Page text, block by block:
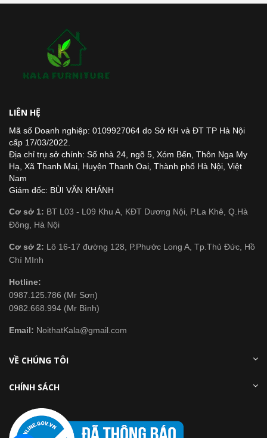
LIÊN HỆ
Mã số Doanh nghiệp: 0109927064 do Sở KH và ĐT TP Hà Nội
cấp 17/03/2022.
Địa chỉ trụ sở chính: Số nhà 24, ngõ 5, Xóm Bến, Thôn Nga My
Hạ, Xã Thanh Mai, Huyện Thanh Oai, Thành phố Hà Nội, Việt
Nam
Giám đốc: BÙI VĂN KHÁNH
Cơ sở 1: BT L03 - L09 Khu A, KĐT Dương Nội, P.La Khê, Q.Hà
Đông, Hà Nội
Cơ sở 2: Lô 16-17 đường 128, P.Phước Long A, Tp.Thủ Đức, Hồ
Chí MInh
Hotline:
0987.125.786 (Mr Sơn)
0982.668.994 (Mr Bình)
Email: NoithatKala@gmail.com
VỀ CHÚNG TÔI
CHÍNH SÁCH